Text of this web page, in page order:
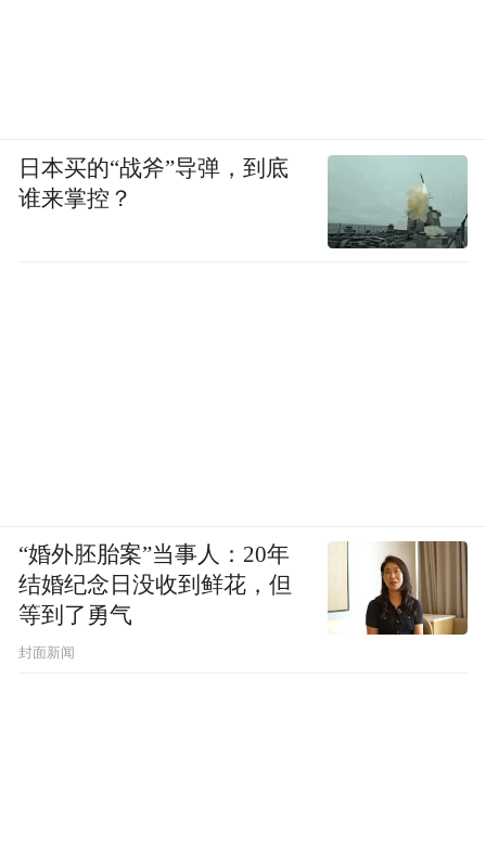
日本买的“战斧”导弹，到底
谁来掌控？
“婚外胚胎案”当事人：20年
结婚纪念日没收到鲜花，但
等到了勇气
封面新闻